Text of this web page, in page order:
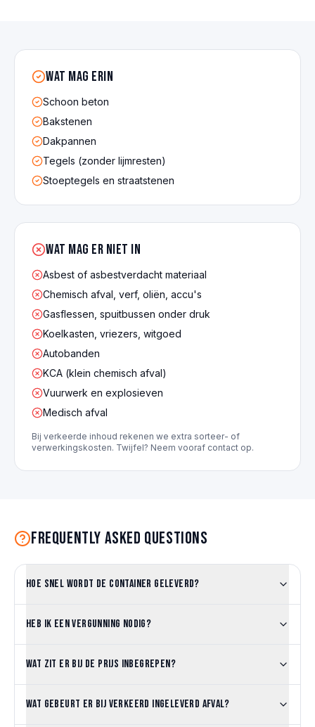
Wat mag erin
Schoon beton
Bakstenen
Dakpannen
Tegels (zonder lijmresten)
Stoeptegels en straatstenen
Wat mag er NIET in
Asbest of asbestverdacht materiaal
Chemisch afval, verf, oliën, accu's
Gasflessen, spuitbussen onder druk
Koelkasten, vriezers, witgoed
Autobanden
KCA (klein chemisch afval)
Vuurwerk en explosieven
Medisch afval
Bij verkeerde inhoud rekenen we extra sorteer- of
verwerkingskosten. Twijfel? Neem vooraf contact op.
Frequently asked questions
Hoe snel wordt de container geleverd?
Heb ik een vergunning nodig?
Wat zit er bij de prijs inbegrepen?
Wat gebeurt er bij verkeerd ingeleverd afval?